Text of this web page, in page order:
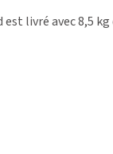
livré avec 8,5